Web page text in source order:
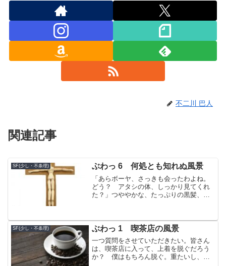
不二川 巴人
関連記事
SF(少し・不条理) ぶわっ 6 何処とも知れぬ風景
「あらボーヤ、さっきも会ったわよね。
どう？ アタシの体、しっかり見てくれ
た？」つややかな、たっぷりの黒髪、頭
ど透き通る白い肌。黒目がちの大きな
瞳。流れるような、垂れ気味...
SF(少し・不条理) ぶわっ 1 喫茶店の風景
一つ質問をさせていただきたい。皆さん
は、喫茶店に入って、上着を脱ぐだろう
か？ 僕はもちろん脱ぐ。重たいし、店